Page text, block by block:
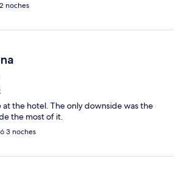
noches
at the hotel. The only downside was the
the most of it.
3 noches